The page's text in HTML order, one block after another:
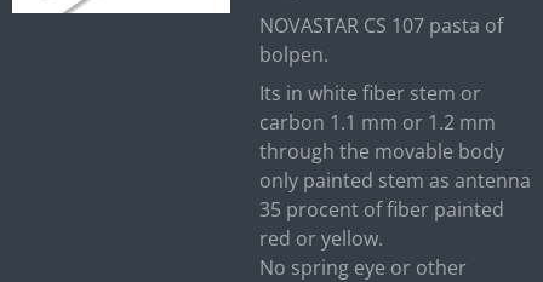
NOVASTAR CS 107 pasta of
bolpen.
Its in white fiber stem or
carbon 1.1 mm or 1.2 mm
through the movable body
only painted stem as antenna
35 procent of fiber painted
red or yellow.
No spring eye or other